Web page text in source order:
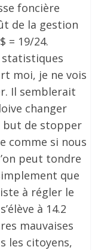
foncière
de la gestion
= 19/24.
statistiques
moi, je ne vois
Il semblerait
changer
but de stopper
comme si nous
peut tondre
que
à régler le
à 14.2
mauvaises
les citoyens,